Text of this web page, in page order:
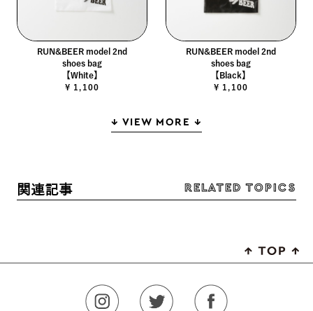
RUN&BEER model 2nd
shoes bag
【White】
¥ 1,100
RUN&BEER model 2nd
shoes bag
【Black】
¥ 1,100
↓ VIEW MORE ↓
関連記事 RELATED TOPICS